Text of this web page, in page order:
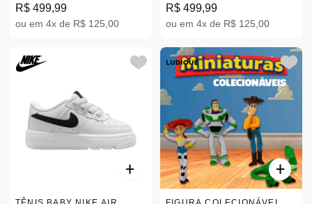
33 A21406C
R$ 499,99
ou em 4x de R$ 125,00
R$ 499,99
ou em 4x de R$ 125,00